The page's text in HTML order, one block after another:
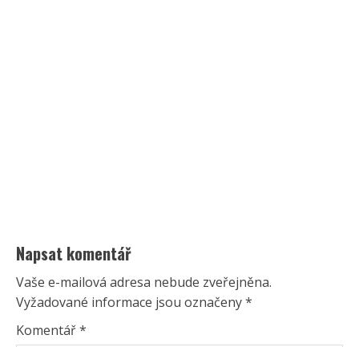
Napsat komentář
Vaše e-mailová adresa nebude zveřejněna.
Vyžadované informace jsou označeny*
Komentář*